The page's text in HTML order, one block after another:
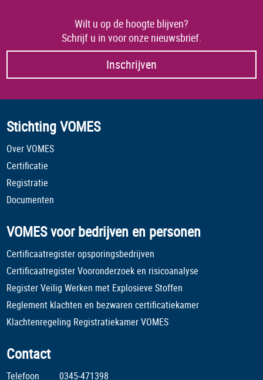
Wilt u op de hoogte blijven?
Schrijf u in voor onze nieuwsbrief.
Inschrijven
Stichting VOMES
Over VOMES
Certificatie
Registratie
Documenten
VOMES voor bedrijven en personen
Certificaatregister opsporingsbedrijven
Certificaatregister Vooronderzoek en risicoanalyse
Register Veilig Werken met Explosieve Stoffen
Reglement klachten en bezwaren certificatiekamer
Klachtenregeling Registratiekamer VOMES
Contact
Telefoon 0345-471398